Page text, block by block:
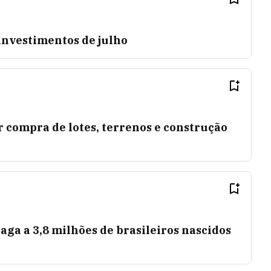
de julho
de lotes, terrenos e construção
a 3,8 milhões de brasileiros nascidos